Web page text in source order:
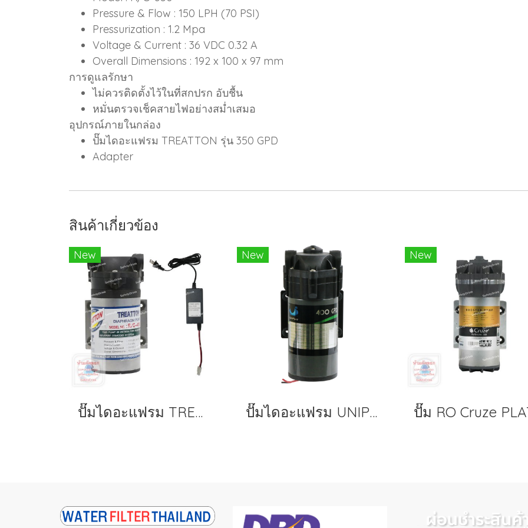
Pressure & Flow : 150 LPH (70 PSI)
Pressurization : 1.2 Mpa
Voltage & Current : 36 VDC 0.32 A
Overall Dimensions : 192 x 100 x 97 mm
การดูแลรักษา
ไม่ควรติดตั้งไว้ในที่สกปรก อับชื้น
หมั่นตรวจเช็คสายไฟอย่างสม่ำเสมอ
อุปกรณ์ภายในกล่อง
ปั๊มไดอะแฟรม TREATTON รุ่น 350 GPD
Adapter
สินค้าเกี่ยวข้อง
New
ปั๊มไดอะแฟรม TREATON รุ่น 450 GPD + Adapter
New
ปั๊มไดอะแฟรม UNIPURE รุ่น 400 GPD + Adapter
New